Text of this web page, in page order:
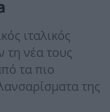
ιταλικός
τη νέα τους
τα πιο
της